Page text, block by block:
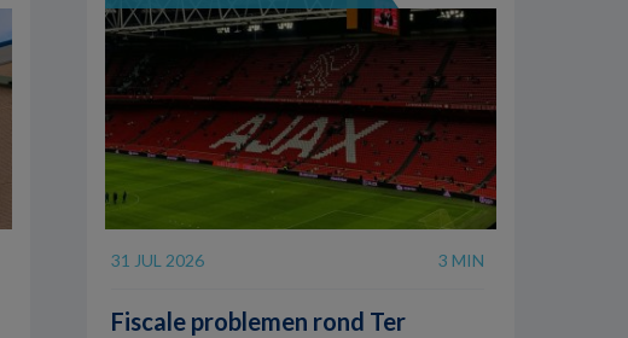
31 JUL 2026 3 MIN
Fiscale problemen rond Ter